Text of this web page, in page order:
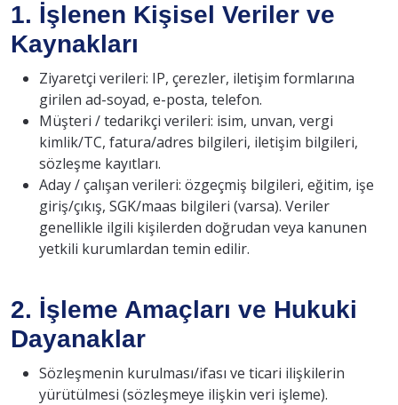
1. İşlenen Kişisel Veriler ve
Kaynakları
Ziyaretçi verileri: IP, çerezler, iletişim formlarına
girilen ad-soyad, e-posta, telefon.
Müşteri / tedarikçi verileri: isim, unvan, vergi
kimlik/TC, fatura/adres bilgileri, iletişim bilgileri,
sözleşme kayıtları.
Aday / çalışan verileri: özgeçmiş bilgileri, eğitim, işe
giriş/çıkış, SGK/maas bilgileri (varsa). Veriler
genellikle ilgili kişilerden doğrudan veya kanunen
yetkili kurumlardan temin edilir.
2. İşleme Amaçları ve Hukuki
Dayanaklar
Sözleşmenin kurulması/ifası ve ticari ilişkilerin
yürütülmesi (sözleşmeye ilişkin veri işleme).